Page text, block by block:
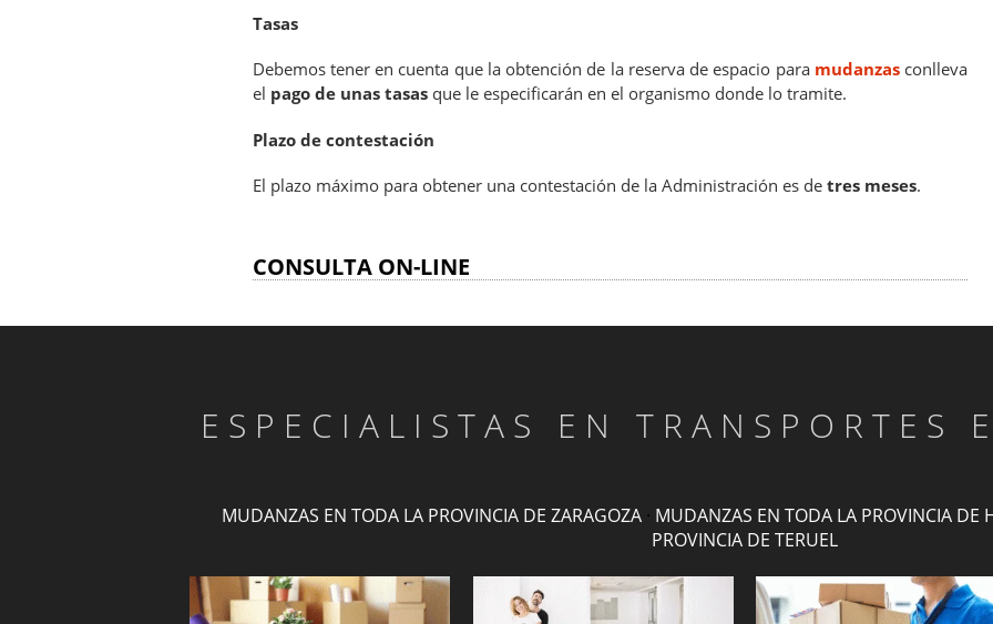
Tasas
Debemos tener en cuenta que la obtención de la reserva de espacio para mudanzasconlleva
el pago de unas tasasque le especificarán en el organismo donde lo tramite.
Plazo de contestación
El plazo máximo para obtener una contestación de la Administración es de tres meses.
CONSULTA ON-LINE
ESPECIALISTAS EN TRANSPORTES
MUDANZAS EN TODA LA PROVINCIA DE ZARAGOZA· MUDANZAS EN TODA LA PROVINCIA DE
PROVINCIA DE TERUEL